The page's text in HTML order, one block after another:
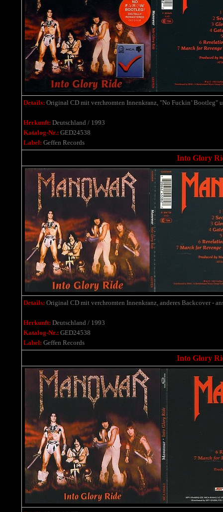
Details: Original CD mit verchromten Innenkranz, "No Fuckin’ Bootleg"
Herkunft: Deutschland / 1993
Katalog-Nr.: GED24538
Label: Geffen Records
Into Glory
Details: Original CD mit verchromten Innenkranz, anderes Backcover -
Herkunft: Deutschland / 1993
Katalog-Nr.: GED24538
Label: Geffen Records
Into Glory